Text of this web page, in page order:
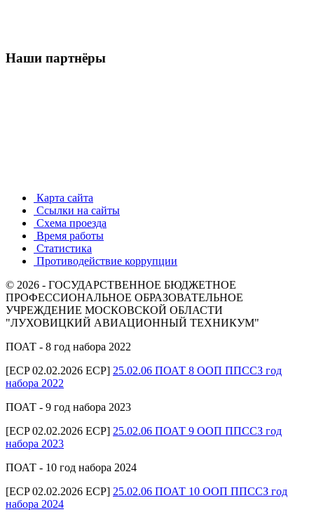
Наши партнёры
Карта сайта
Ссылки на сайты
Схема проезда
Время работы
Статистика
Противодействие коррупции
© 2026 - ГОСУДАРСТВЕННОЕ БЮДЖЕТНОЕ
ПРОФЕССИОНАЛЬНОЕ ОБРАЗОВАТЕЛЬНОЕ
УЧРЕЖДЕНИЕ МОСКОВСКОЙ ОБЛАСТИ
"ЛУХОВИЦКИЙ АВИАЦИОННЫЙ ТЕХНИКУМ"
ПОАТ - 8 год набора 2022
[ECP 02.02.2026 ECP] 25.02.06 ПОАТ 8 ООП ППССЗ год
набора 2022
ПОАТ - 9 год набора 2023
[ECP 02.02.2026 ECP] 25.02.06 ПОАТ 9 ООП ППССЗ год
набора 2023
ПОАТ - 10 год набора 2024
[ECP 02.02.2026 ECP] 25.02.06 ПОАТ 10 ООП ППССЗ год
набора 2024